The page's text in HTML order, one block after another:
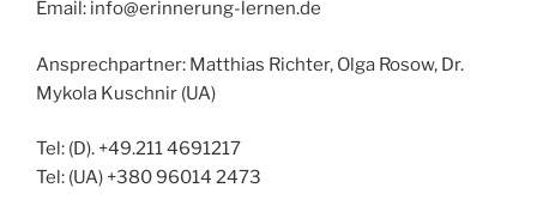
Email: info@erinnerung-lernen.de
Ansprechpartner: Matthias Richter, Olga Rosow, Dr.
Mykola Kuschnir (UA)
Tel: (D). +49.211 4691217
Tel: (UA) +380 96014 2473